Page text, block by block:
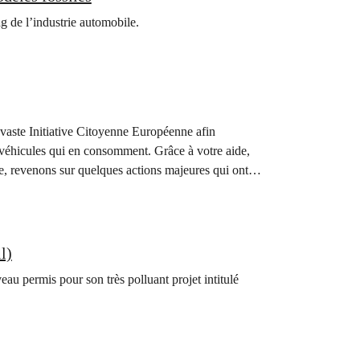
de l’industrie automobile.
Initiative Citoyenne Européenne afin
qui en consomment. Grâce à votre aide,
revenons sur quelques actions majeures qui ont…
permis pour son très polluant projet intitulé